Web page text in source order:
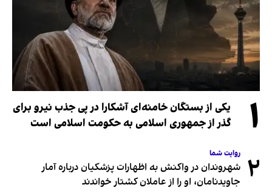
۱
یکی از بستگان خامنه‌ای آشکارا در پی جذب نیرو برای
گذر از جمهوری اسلامی به حکومت اسلامی است
۲ روایت شما
شهروندان در واکنش به اظهارات پزشکیان درباره آمار
جاویدنامان، او را از عاملان کشتار خواندند